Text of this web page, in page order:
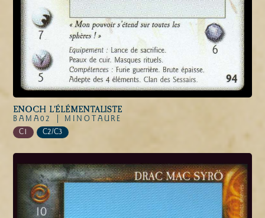
ENOCH L'ÉLÉMENTALISTE
BAMA02 |
MINOTAURE
C1
C2/C3